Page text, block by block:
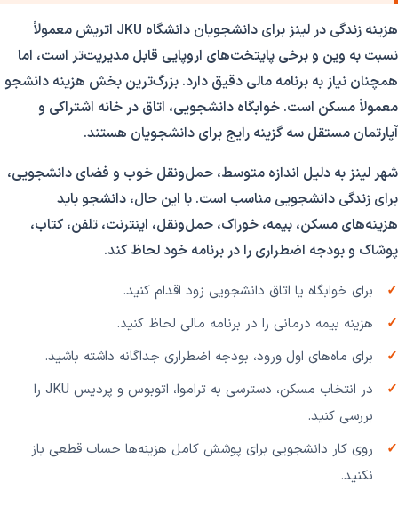
هزینه زندگی در لینز برای دانشجویان دانشگاه JKU اتریش معمولاً
نسبت به وین و برخی پایتخت‌های اروپایی قابل مدیریت‌تر است، اما
همچنان نیاز به برنامه مالی دقیق دارد. بزرگ‌ترین بخش هزینه دانشجو
معمولاً مسکن است. خوابگاه دانشجویی، اتاق در خانه اشتراکی و
آپارتمان مستقل سه گزینه رایج برای دانشجویان هستند.
شهر لینز به دلیل اندازه متوسط، حمل‌ونقل خوب و فضای دانشجویی،
برای زندگی دانشجویی مناسب است. با این حال، دانشجو باید
هزینه‌های مسکن، بیمه، خوراک، حمل‌ونقل، اینترنت، تلفن، کتاب،
پوشاک و بودجه اضطراری را در برنامه خود لحاظ کند.
برای خوابگاه یا اتاق دانشجویی زود اقدام کنید.
هزینه بیمه درمانی را در برنامه مالی لحاظ کنید.
برای ماه‌های اول ورود، بودجه اضطراری جداگانه داشته باشید.
در انتخاب مسکن، دسترسی به تراموا، اتوبوس و پردیس JKU را
بررسی کنید.
روی کار دانشجویی برای پوشش کامل هزینه‌ها حساب قطعی باز
نکنید.